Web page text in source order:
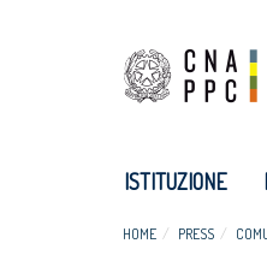
ISTITUZIONE
HOME PRESS